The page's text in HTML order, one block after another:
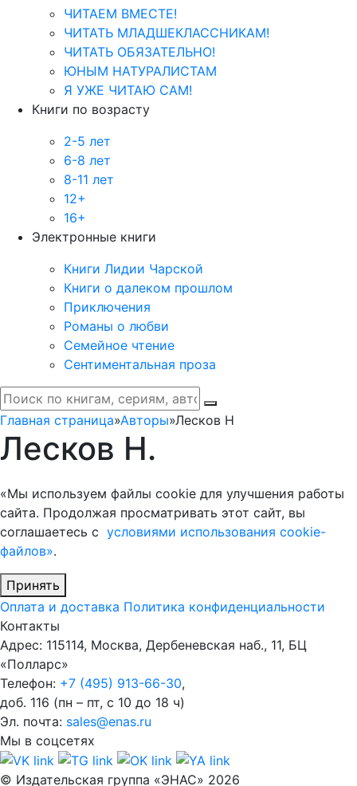
ЧИТАЕМ ВМЕСТЕ!
ЧИТАТЬ МЛАДШЕКЛАССНИКАМ!
ЧИТАТЬ ОБЯЗАТЕЛЬНО!
ЮНЫМ НАТУРАЛИСТАМ
Я УЖЕ ЧИТАЮ САМ!
Книги по возрасту
2-5 лет
6-8 лет
8-11 лет
12+
16+
Электронные книги
Книги Лидии Чарской
Книги о далеком прошлом
Приключения
Романы о любви
Семейное чтение
Сентиментальная проза
Главная страница»Авторы»Лесков Н
Лесков Н.
«Мы используем файлы cookie для улучшения работы
сайта. Продолжая просматривать этот сайт, вы
соглашаетесь с условиями использования cookie-
файлов».
Принять
Оплата и доставка Политика конфиденциальности
Контакты
Адрес: 115114, Москва, Дербеневская наб., 11, БЦ
«Полларс»
Телефон: +7 (495) 913-66-30,
доб. 116 (пн – пт, с 10 до 18 ч)
Эл. почта: sales@enas.ru
Мы в соцсетях
© Издательская группа «ЭНАС» 2026